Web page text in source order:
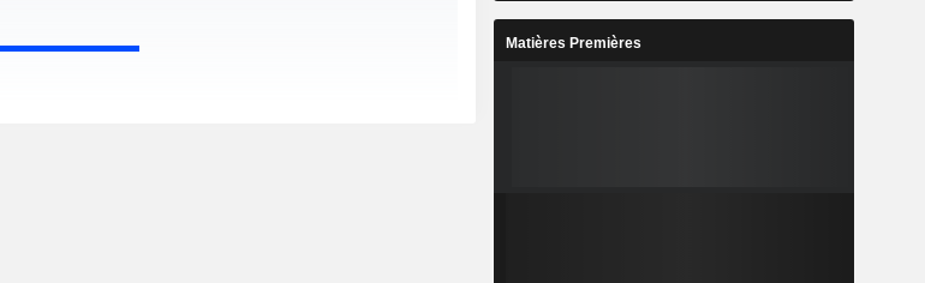
Matières Premières